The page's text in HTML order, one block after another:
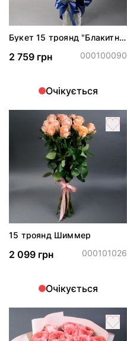
Букет 15 троянд "Блакитна
2 759 грн 000100090
Очікується
15 троянд Шиммер
2 099 грн 000101026
Очікується